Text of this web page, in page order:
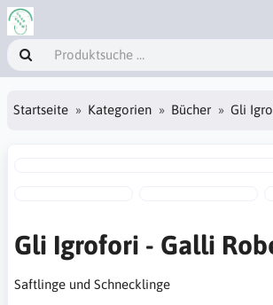
Startseite Kategorien Bücher Gli
Gli Igrofori - Galli
Saftlinge und Schnecklinge